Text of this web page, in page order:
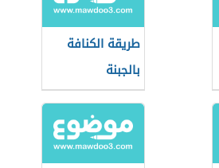
طريقة الكنافة
بالجبنة